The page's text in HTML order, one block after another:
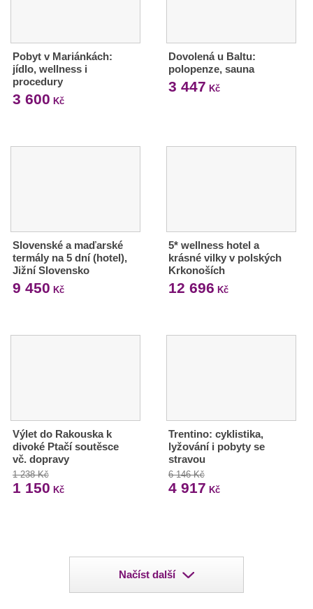
Pobyt v Mariánkách:
jídlo, wellness i
procedury
3 600 Kč
Dovolená u Baltu:
polopenze, sauna
3 447 Kč
Slovenské a maďarské
termály na 5 dní (hotel),
Jižní Slovensko
9 450 Kč
5* wellness hotel a
krásné vilky v polských
Krkonoších
12 696 Kč
Výlet do Rakouska k
divoké Ptačí soutěsce
vč. dopravy
1 238 Kč
1 150 Kč
Trentino: cyklistika,
lyžování i pobyty se
stravou
6 146 Kč
4 917 Kč
Načíst další